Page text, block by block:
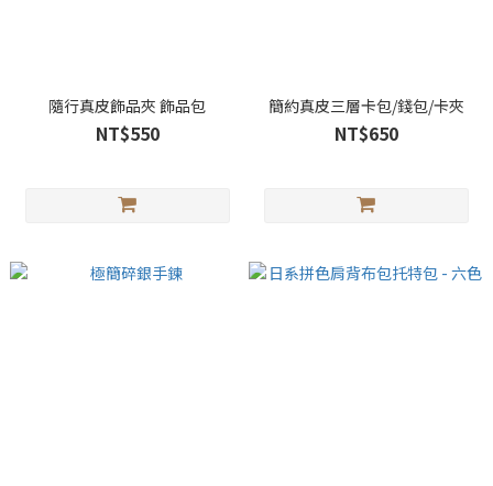
隨行真皮飾品夾 飾品包
NT$550
簡約真皮三層卡包/錢包/卡夾
NT$650